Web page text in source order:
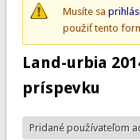
Správa
Musíte sa
použiť tento
Land-urbia
príspevku
Pridané používateľom